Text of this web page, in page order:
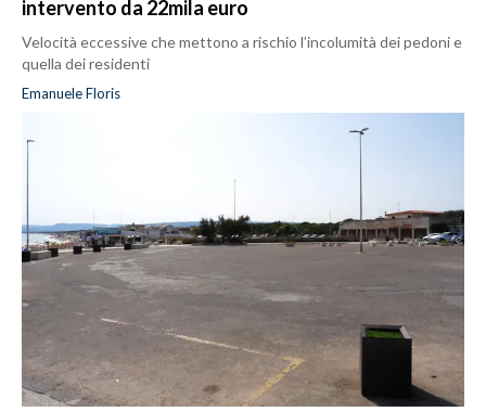
intervento da 22mila euro
Velocità eccessive che mettono a rischio l’incolumità dei pedoni e
quella dei residenti
Emanuele Floris